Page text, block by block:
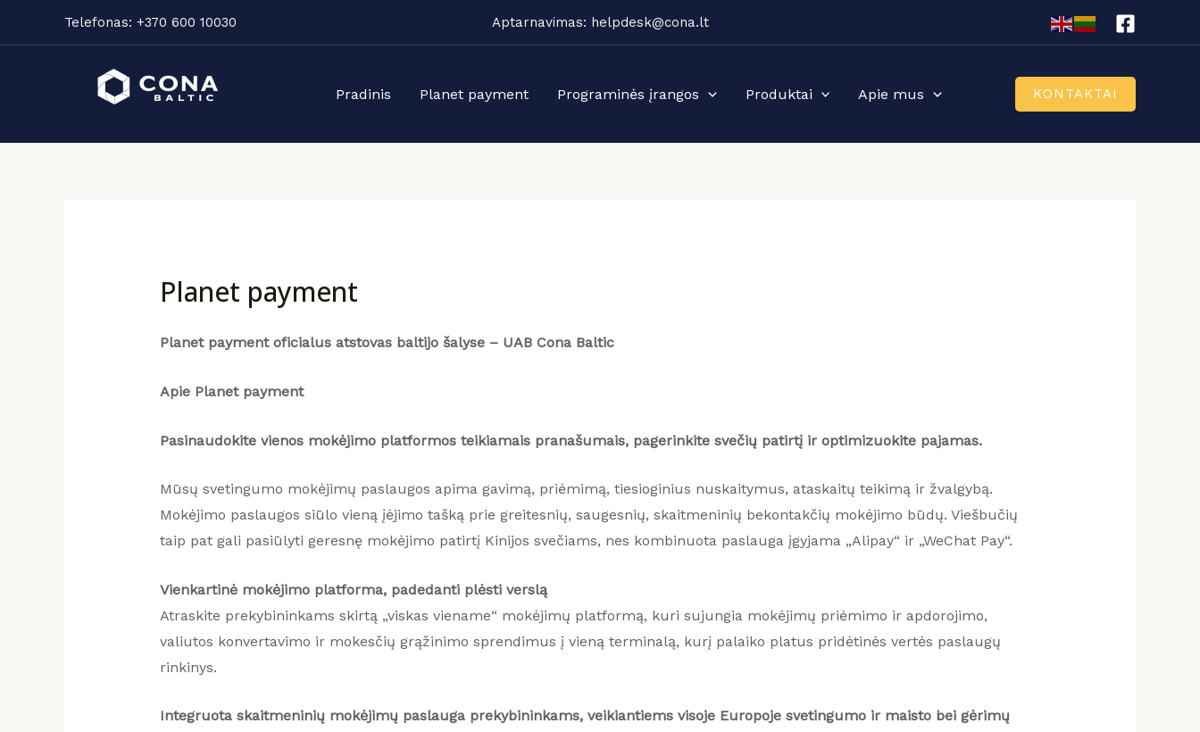
Telefonas: +370 600 10030 Aptarnavimas: helpdesk@cona.lt
Pradinis Planet payment Programinės įrangos Produktai Apie mus KONTAKTAI
Planet payment
Planet payment oficialus atstovas baltijo šalyse – UAB Cona Baltic
Apie Planet payment
Pasinaudokite vienos mokėjimo platformos teikiamais pranašumais, pagerinkite svečių patirtį ir optimizuokite pajamas.
Mūsų svetingumo mokėjimų paslaugos apima gavimą, priėmimą, tiesioginius nuskaitymus, ataskaitų teikimą ir žvalgybą.
Mokėjimo paslaugos siūlo vieną įėjimo tašką prie greitesnių, saugesnių, skaitmeninių bekontakčių mokėjimo būdų. Viešbučių
taip pat gali pasiūlyti geresnę mokėjimo patirtį Kinijos svečiams, nes kombinuota paslauga įgyjama „Alipay“ ir „WeChat Pay“.
Vienkartinė mokėjimo platforma, padedanti plėsti verslą
Atraskite prekybininkams skirtą „viskas viename“ mokėjimų platformą, kuri sujungia mokėjimų priėmimo ir apdorojimo,
valiutos konvertavimo ir mokesčių grąžinimo sprendimus į vieną terminalą, kurį palaiko platus pridėtinės vertės paslaugų
rinkinys.
Integruota skaitmeninių mokėjimų paslauga prekybininkams, veikiantiems visoje Europoje svetingumo ir maisto bei gėrimų
Programinės